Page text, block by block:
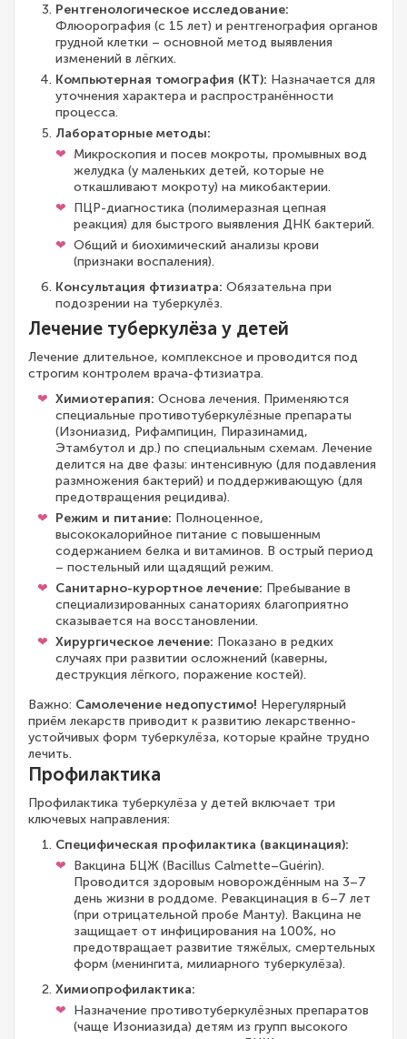
Рентгенологическое исследование:
Флюорография (с 15 лет) и рентгенография органов
грудной клетки – основной метод выявления
изменений в лёгких.
Компьютерная томография (КТ): Назначается для
уточнения характера и распространённости
процесса.
Лабораторные методы:
Микроскопия и посев мокроты, промывных вод
желудка (у маленьких детей, которые не
откашливают мокроту) на микобактерии.
ПЦР-диагностика (полимеразная цепная
реакция) для быстрого выявления ДНК бактерий.
Общий и биохимический анализы крови
(признаки воспаления).
Консультация фтизиатра: Обязательна при
подозрении на туберкулёз.
Лечение туберкулёза у детей
Лечение длительное, комплексное и проводится под
строгим контролем врача-фтизиатра.
Химиотерапия: Основа лечения. Применяются
специальные противотуберкулёзные препараты
(Изониазид, Рифампицин, Пиразинамид,
Этамбутол и др.) по специальным схемам. Лечение
делится на две фазы: интенсивную (для подавления
размножения бактерий) и поддерживающую (для
предотвращения рецидива).
Режим и питание: Полноценное,
высококалорийное питание с повышенным
содержанием белка и витаминов. В острый период
– постельный или щадящий режим.
Санитарно-курортное лечение: Пребывание в
специализированных санаториях благоприятно
сказывается на восстановлении.
Хирургическое лечение: Показано в редких
случаях при развитии осложнений (каверны,
деструкция лёгкого, поражение костей).
Важно: Самолечение недопустимо! Нерегулярный
приём лекарств приводит к развитию лекарственно-
устойчивых форм туберкулёза, которые крайне трудно
лечить.
Профилактика
Профилактика туберкулёза у детей включает три
ключевых направления:
Специфическая профилактика (вакцинация):
Вакцина БЦЖ (Bacillus Calmette–Guérin).
Проводится здоровым новорождённым на 3–7
день жизни в роддоме. Ревакцинация в 6–7 лет
(при отрицательной пробе Манту). Вакцина не
защищает от инфицирования на 100%, но
предотвращает развитие тяжёлых, смертельных
форм (менингита, милиарного туберкулёза).
Химиопрофилактика:
Назначение противотуберкулёзных препаратов
(чаще Изониазида) детям из групп высокого